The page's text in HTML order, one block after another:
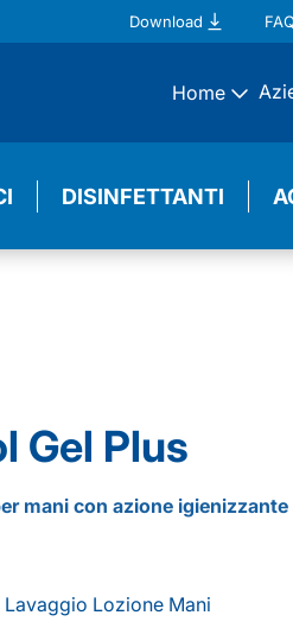
Download
Home
DISINFETTANTI
Gel Plus
mani con azione
Lavaggio Lozione Mani